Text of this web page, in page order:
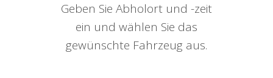
Geben Sie Abholort und -zeit
ein und wählen Sie das
gewünschte Fahrzeug aus.